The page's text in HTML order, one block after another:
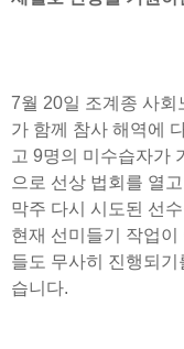
7월 20일 조계종 사회
가 함께 참사 해역에
고 9명의 미수습자가
으로 선상 법회를 열
막주 다시 시도된 선
현재 선미들기 작업이
들도 무사히 진행되
습니다.